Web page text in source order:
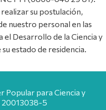
su postulación,
nuestro personal en las
el Desarrollo de la Ciencia y
estado de residencia.
Popular para Ciencia y
20013038-5